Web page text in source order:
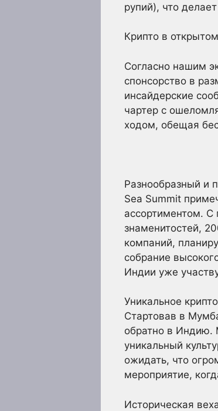
рупий), что
Крипто в
Согласно нашим
спонсорство в
инсайдерские
чартер с
ходом, обещая
Разнообразный и
Sea Summit
ассортиментом. С
знаменитостей,
компаний,
собрание
Индии уже
Уникальное
Стартовав в
обратно в Индию.
уникальный
ожидать, что
мероприятие,
Историческая